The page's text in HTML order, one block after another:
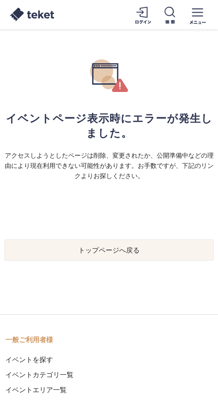
イベントページ表示時にエラーが発生し
ました。
アクセスしようとしたページは削除、変更されたか、公開準備中などの理
由により現在利用できない可能性があります。お手数ですが、下記のリン
クよりお探しください。
トップページへ戻る
一般ご利用者様
イベントを探す
イベントカテゴリ一覧
イベントエリア一覧